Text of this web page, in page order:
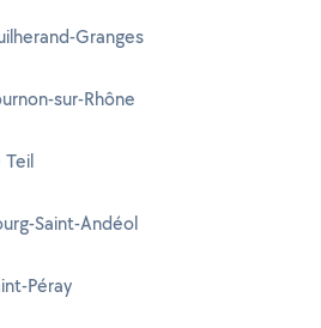
Granges
sur-Rhône
Teil
Saint-Andéol
Péray